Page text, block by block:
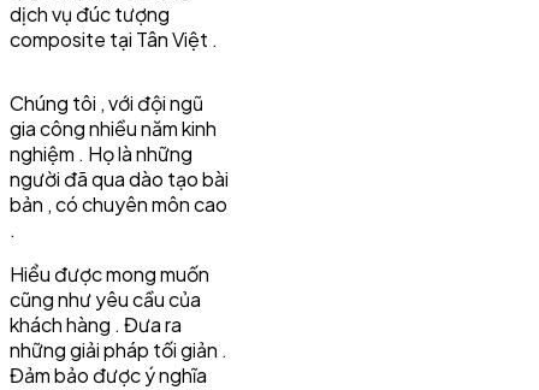
dịch vụ đúc tượng
composite tại Tân Việt .
Chúng tôi , với đội ngũ
gia công nhiều năm kinh
nghiệm . Họ là những
người đã qua dào tạo bài
bản , có chuyên môn cao
.
Hiểu được mong muốn
cũng như yêu cầu của
khách hàng . Đưa ra
những giải pháp tối giản .
Đảm bảo được ý nghĩa